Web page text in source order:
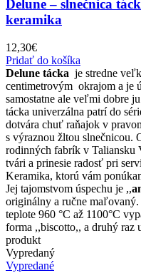
Delune – slnečnica
keramika
12,30€
Pridať do košíka
Delune tácka je stredne
centimetrovým okrajom a je
samostatne ale veľmi dobre
tácka univerzálna patrí do
dotvára chuť raňajok v
s výraznou žltou slnečnicou.
rodinných fabrík v Taliansku
tvári a prinesie radosť pri
Keramika, ktorú vám
Jej tajomstvom úspechu je ,,
originálny a ručne
teplote 960 °C až 1100°C
forma ,,biscotto,, a druhý
produkt
Vypredaný
Vypredané